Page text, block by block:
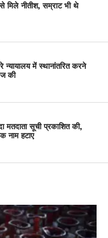
से मिले नीतीश, सम्राट भी थे
में स्थानांतरित करने
की
मतदाता सूची प्रकाशित की,
हटाए